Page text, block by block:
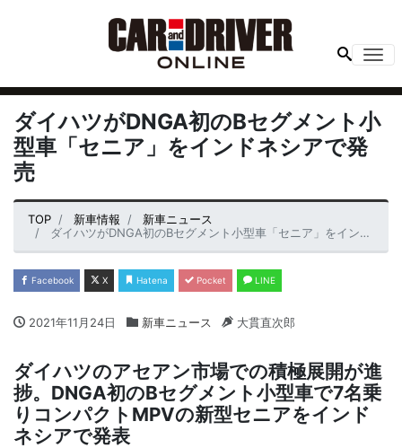
ダイハツがDNGA初のBセグメント小
型車「セニア」をインドネシアで発
売
TOP 新車情報
新車ニュース
ダイハツがDNGA初のBセグメント小型車「セニア」をインドネシアで発売
Facebook X Hatena Pocket LINE
2021年11月24日 新車ニュース 大貫直次郎
ダイハツのアセアン市場での積極展開が進
捗。DNGA初のBセグメント小型車で7名乗
りコンパクトMPVの新型セニアをインド
ネシアで発表